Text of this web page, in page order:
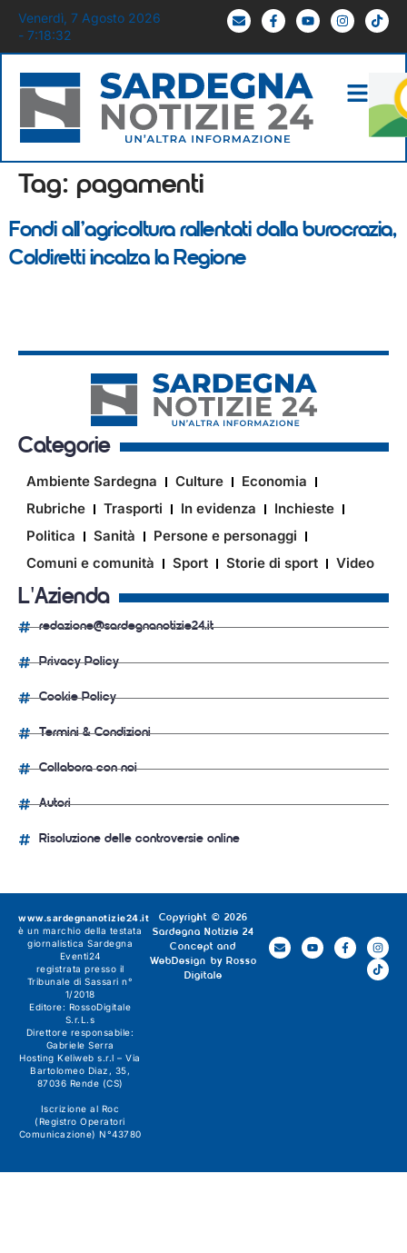
Venerdì, 7 Agosto 2026
- 7:18:32
Tag: pagamenti
Fondi all’agricoltura rallentati dalla burocrazia,
Coldiretti incalza la Regione
Categorie
Ambiente Sardegna Culture
Economia
Rubriche
Trasporti In evidenza
Inchieste
Politica
Sanità
Persone e personaggi
Comuni e comunità
Sport Storie di sport Video
L'Azienda
redazione@sardegnanotizie24.it
Privacy Policy
Cookie Policy
Termini & Condizioni
Collabora con noi
Autori
Risoluzione delle controversie online
Copyright © 2026
Sardegna Notizie 24
Concept and
WebDesign by Rosso
Digitale
www.sardegnanotizie24.it
è un marchio della testata
giornalistica Sardegna
Eventi24
registrata presso il
Tribunale di Sassari n°
1/2018
Editore: RossoDigitale
S.r.L.s
Direttore responsabile:
Gabriele Serra
Hosting Keliweb s.r.l – Via
Bartolomeo Diaz, 35,
87036 Rende (CS)
Iscrizione al Roc
(Registro Operatori
Comunicazione) N°43780